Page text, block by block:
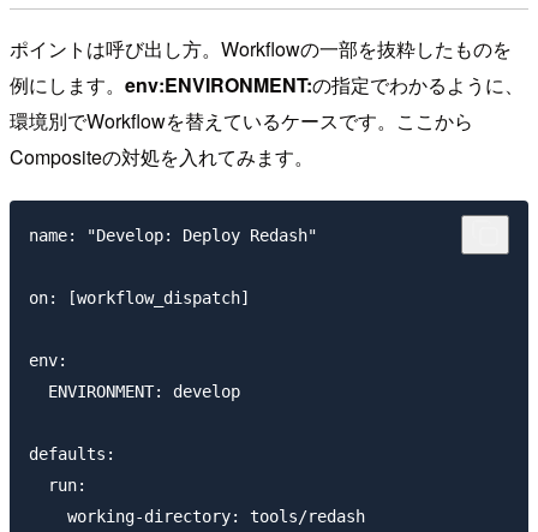
ポイントは呼び出し方。Workflowの一部を抜粋したものを
例にします。 env:ENVIRONMENT:の指定でわかるように、
環境別でWorkflowを替えているケースです。ここから
Compositeの対処を入れてみます。
name: "Develop: Deploy Redash"
on: [workflow_dispatch]
env:
  ENVIRONMENT: develop
defaults:
  run:
    working-directory: tools/redash